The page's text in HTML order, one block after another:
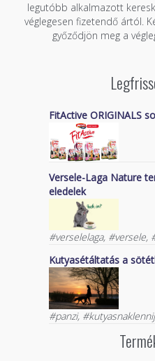
legutóbb alkalmazott
véglegesen fizetendő ártól.
győződjön meg a
FitActive ORIGINALS
Versele-Laga Nature
eledelek
#verselelaga, #versele,
Kutyasétáltatás a
#panzi,